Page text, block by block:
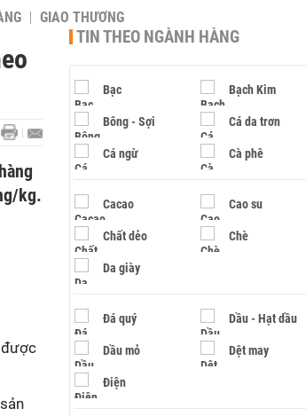
GIAO THƯƠNG
kg.
TIN THEO NGÀNH HÀNG
Bạc Bạch Kim
Bông - Sợi Cá da trơn
Cá ngừ Cà phê
Cacao Cao su
Chất dẻo Chè
Da giày
Đá quý Dầu - Hạt dầu
Dầu mỏ Dệt may
Điện